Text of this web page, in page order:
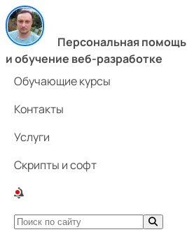
Персональная помощь
и обучение веб-разработке
Обучающие курсы
Контакты
Услуги
Скрипты и софт